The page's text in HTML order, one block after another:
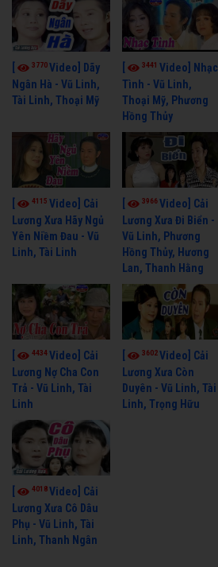
3770Video] Dãy
Ngân Hà - Vũ Linh,
Tài Linh, Thoại Mỹ
3441Video] Nhạc
Tình - Vũ Linh,
Thoại Mỹ, Phương
Hồng Thủy
4115 Video] Cải
Lương Xưa Hãy Ngủ
Yên Niềm Đau - Vũ
Linh, Tài Linh
3966Video] Cải
Lương Xưa Đi Biển -
Vũ Linh, Phương
Hồng Thủy, Hương
Lan, Thanh Hằng
4434Video] Cải
Lương Nợ Cha Con
Trả - Vũ Linh, Tài
Linh
3602Video] Cải
Lương Xưa Còn
Duyên - Vũ Linh, Tài
Linh, Trọng Hữu
[ 4018Video] Cải
Lương Xưa Cô Dâu
Phụ - Vũ Linh, Tài
Linh, Thanh Ngân